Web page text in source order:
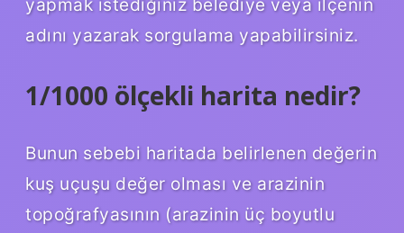
yapmak istediğiniz belediye veya ilçenin
adını yazarak sorgulama yapabilirsiniz.
1/1000 ölçekli harita nedir?
Bunun sebebi haritada belirlenen değerin
kuş uçuşu değer olması ve arazinin
topoğrafyasının (arazinin üç boyutlu